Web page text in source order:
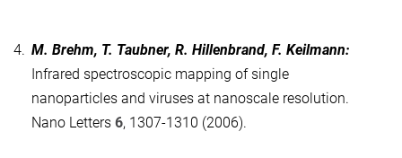
4. M. Brehm, T. Taubner, R. Hillenbrand, F. Keilmann:
Infrared spectroscopic mapping of single
nanoparticles and viruses at nanoscale resolution.
Nano Letters 6, 1307-1310 (2006).